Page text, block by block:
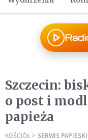
Szczecin:
o post i
papieża
KOŚCIÓŁ SERWIS PAPIESKI